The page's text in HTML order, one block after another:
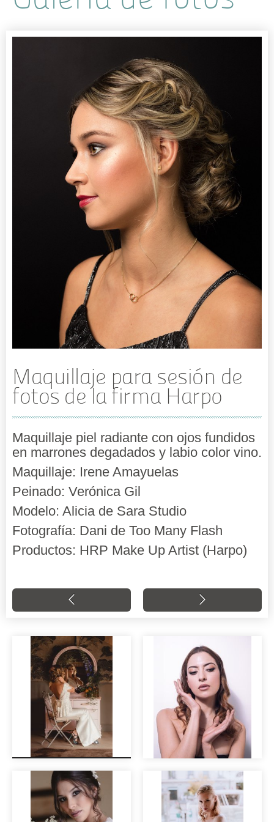
Maquillaje para sesión de
fotos de la firma Harpo
Maquillaje piel radiante con ojos fundidos
en marrones degadados y labio color vino.
Maquillaje: Irene Amayuelas
Peinado: Verónica Gil
Modelo: Alicia de Sara Studio
Fotografía: Dani de Too Many Flash
Productos: HRP Make Up Artist (Harpo)
El Tocador,
preparativos con
encanto